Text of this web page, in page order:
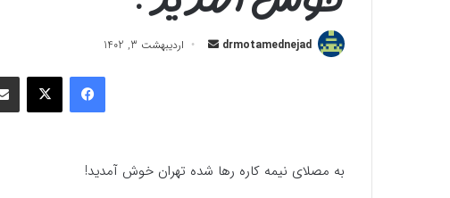
drmotamednejad
ارسال اردیبهشت 3, 1402
فیسبوک ایکس
به مصلای نیمه کاره رها شده تهران خوش آمدید!